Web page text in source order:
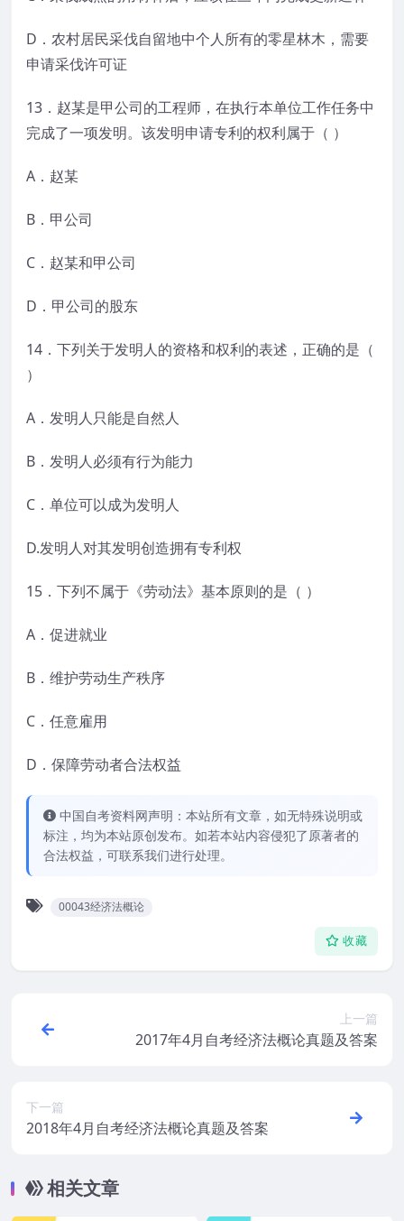
D．农村居民采伐自留地中个人所有的零星林木，需要
申请采伐许可证
13．赵某是甲公司的工程师，在执行本单位工作任务中
完成了一项发明。该发明申请专利的权利属于（ ）
A．赵某
B．甲公司
C．赵某和甲公司
D．甲公司的股东
14．下列关于发明人的资格和权利的表述，正确的是（
）
A．发明人只能是自然人
B．发明人必须有行为能力
C．单位可以成为发明人
D.发明人对其发明创造拥有专利权
15．下列不属于《劳动法》基本原则的是（ ）
A．促进就业
B．维护劳动生产秩序
C．任意雇用
D．保障劳动者合法权益
中国自考资料网声明：本站所有文章，如无特殊说明或
标注，均为本站原创发布。如若本站内容侵犯了原著者的
合法权益，可联系我们进行处理。
00043经济法概论
收藏
上一篇
2017年4月自考经济法概论真题及答案
下一篇
2018年4月自考经济法概论真题及答案
相关文章